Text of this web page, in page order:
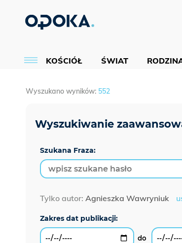
KOŚCIÓŁ ŚWIAT
Wyszukano wyników: 552
Szukana Fraza:
Tylko autor: Agnieszka Wawryniuk